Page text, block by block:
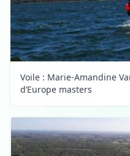
Voile : Marie-Amandine
d’Europe masters